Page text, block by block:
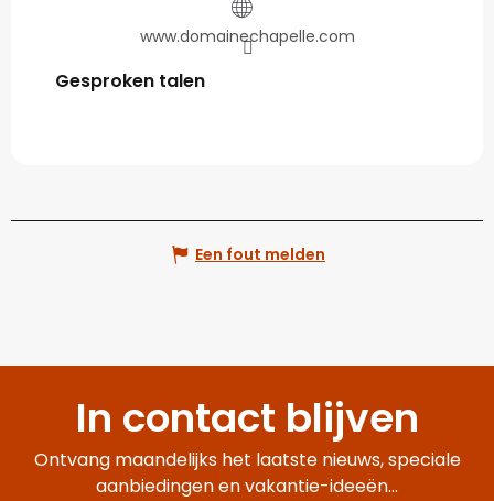
www.domainechapelle.com
Gesproken talen
Gesproken talen
Een fout melden
In contact blijven
Ontvang maandelijks het laatste nieuws, speciale
aanbiedingen en vakantie-ideeën...